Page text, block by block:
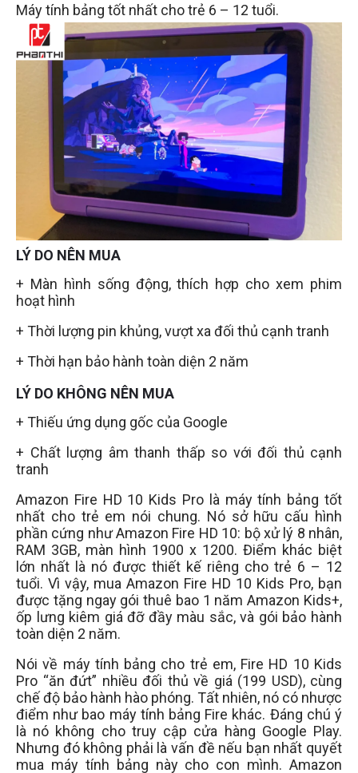
Máy tính bảng tốt nhất cho trẻ 6 – 12 tuổi.
LÝ DO NÊN MUA
+ Màn hình sống động, thích hợp cho xem phim
hoạt hình
+ Thời lượng pin khủng, vượt xa đối thủ cạnh tranh
+ Thời hạn bảo hành toàn diện 2 năm
LÝ DO KHÔNG NÊN MUA
+ Thiếu ứng dụng gốc của Google
+ Chất lượng âm thanh thấp so với đối thủ cạnh
tranh
Amazon Fire HD 10 Kids Pro là máy tính bảng tốt
nhất cho trẻ em nói chung. Nó sở hữu cấu hình
phần cứng như Amazon Fire HD 10: bộ xử lý 8 nhân,
RAM 3GB, màn hình 1900 x 1200. Điểm khác biệt
lớn nhất là nó được thiết kế riêng cho trẻ 6 – 12
tuổi. Vì vậy, mua Amazon Fire HD 10 Kids Pro, bạn
được tặng ngay gói thuê bao 1 năm Amazon Kids+,
ốp lưng kiêm giá đỡ đầy màu sắc, và gói bảo hành
toàn diện 2 năm.
Nói về máy tính bảng cho trẻ em, Fire HD 10 Kids
Pro “ăn đứt” nhiều đối thủ về giá (199 USD), cùng
chế độ bảo hành hào phóng. Tất nhiên, nó có nhược
điểm như bao máy tính bảng Fire khác. Đáng chú ý
là nó không cho truy cập cửa hàng Google Play.
Nhưng đó không phải là vấn đề nếu bạn nhất quyết
mua máy tính bảng này cho con mình. Amazon